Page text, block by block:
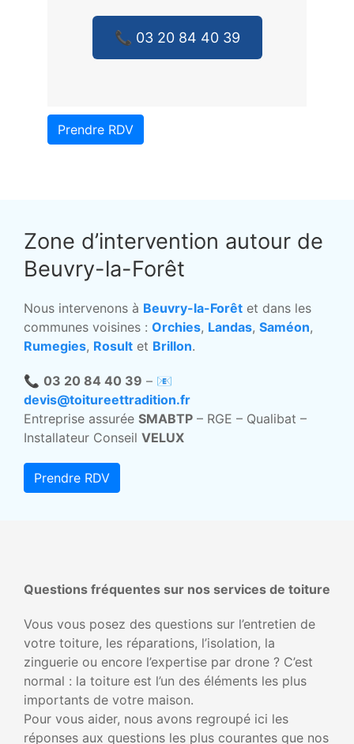
📞 03 20 84 40 39
Prendre RDV
Zone d’intervention autour de
Beuvry-la-Forêt
Nous intervenons à Beuvry-la-Forêt et dans les
communes voisines : Orchies, Landas, Saméon,
Rumegies, Rosult et Brillon.
📞 03 20 84 40 39 – 📧
devis@toitureettradition.fr
Entreprise assurée SMABTP – RGE – Qualibat –
Installateur Conseil VELUX
Prendre RDV
Questions fréquentes sur nos services de toiture
Vous vous posez des questions sur l’entretien de
votre toiture, les réparations, l’isolation, la
zinguerie ou encore l’expertise par drone ? C’est
normal : la toiture est l’un des éléments les plus
importants de votre maison.
Pour vous aider, nous avons regroupé ici les
réponses aux questions les plus courantes que nos